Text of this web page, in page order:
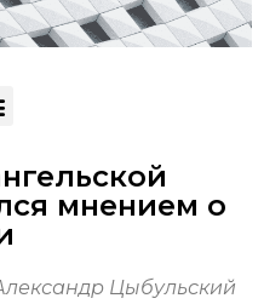
мнением о
Цыбульский